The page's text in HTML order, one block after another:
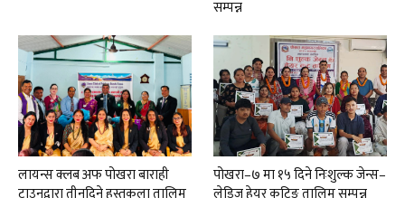
सम्पन्न
लायन्स क्लब अफ पोखरा बाराही
पोखरा–७ मा १५ दिने निःशुल्क जेन्स–